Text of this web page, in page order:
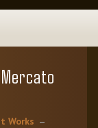
Works